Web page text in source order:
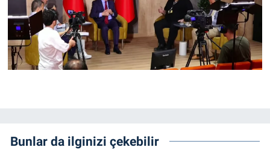
Bunlar da ilginizi çekebilir